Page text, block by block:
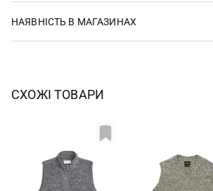
НАЯВНІСТЬ В МАГАЗИНАХ
СХОЖІ ТОВАРИ